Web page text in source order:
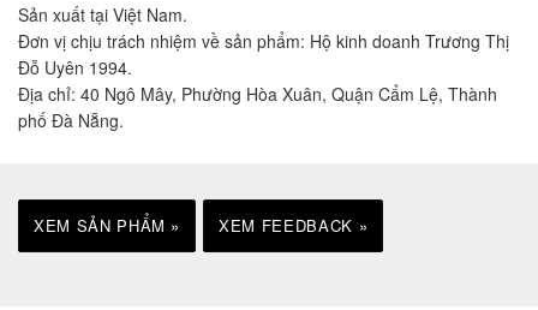
Sản xuất tại Việt Nam.
Đơn vị chịu trách nhiệm về sản phẩm: Hộ kinh doanh Trương Thị
Đỗ Uyên 1994.
Địa chỉ: 40 Ngô Mây, Phường Hòa Xuân, Quận Cẩm Lệ, Thành
phố Đà Nẵng.
XEM SẢN PHẨM » XEM FEEDBACK »